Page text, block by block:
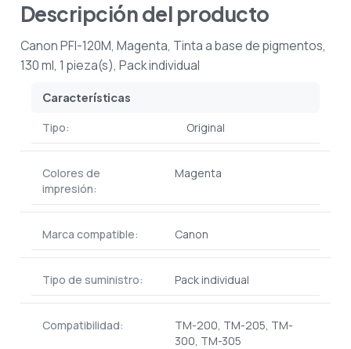
Descripción del producto
Canon PFI-120M, Magenta, Tinta a base de pigmentos,
130 ml, 1 pieza(s), Pack individual
Características
Tipo: Original
Colores de
impresión:
Magenta
Marca compatible: Canon
Tipo de suministro: Pack individual
Compatibilidad:
TM-200, TM-205, TM-
300, TM-305